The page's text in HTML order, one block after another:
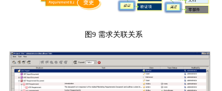
图9 需求关联关系